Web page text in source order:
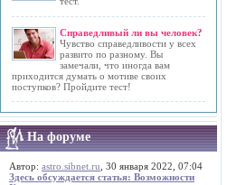
Справедливый ли вы человек?
Чувство справедливости у всех
развито по разному. Вы
замечали, что иногда вам
приходится думать о мотиве своих
поступков? Пройдите тест!
На форуме
Автор: astro.sibnet.ru , 30 января 2022, 07:04
Здесь обсуждается статья: Возможности